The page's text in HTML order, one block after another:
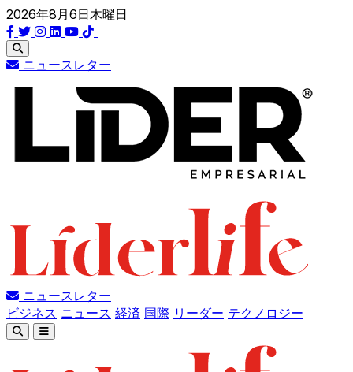
2026年8月6日木曜日
ニュースレター
ニュースレター
ビジネス ニュース 経済 国際 リーダー テクノロジー